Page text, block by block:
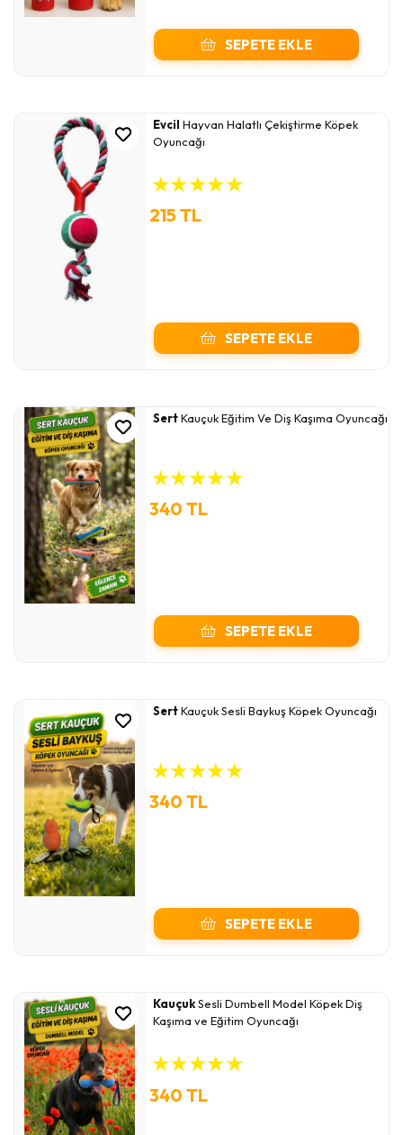
SEPETE EKLE
Evcil Hayvan Halatlı Çekiştirme Köpek
Oyuncağı
★★★★★
215 TL
SEPETE EKLE
SertKauçuk Eğitim Ve Diş Kaşıma Oyuncağı
★★★★★
340 TL
SEPETE EKLE
SertKauçuk Sesli Baykuş Köpek Oyuncağı
★★★★★
340 TL
SEPETE EKLE
KauçukSesli Dumbell Model Köpek Diş
Kaşıma ve Eğitim Oyuncağı
★★★★★
340 TL